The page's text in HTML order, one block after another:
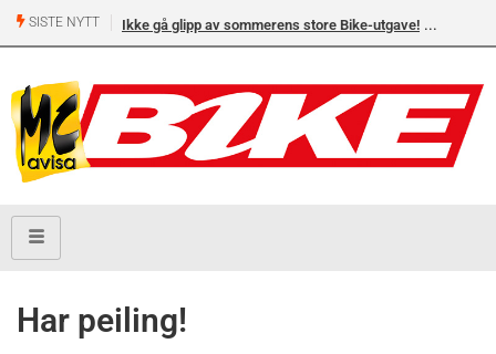
SISTE NYTT Ikke gå glipp av sommerens store Bike-utgave!
Har peiling!